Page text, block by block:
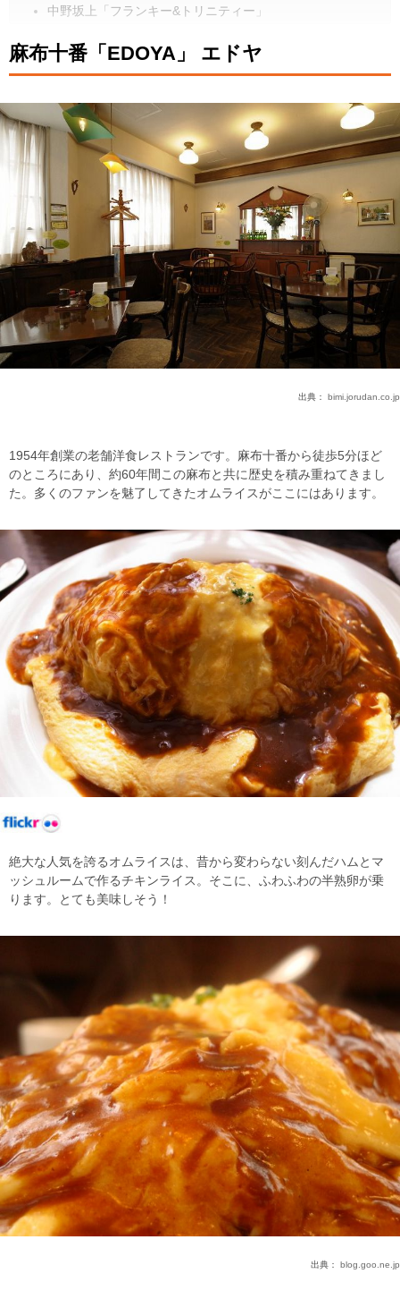
中野坂上「フランキー&トリニティー」
麻布十番「EDOYA」 エドヤ
出典： bimi.jorudan.co.jp
1954年創業の老舗洋食レストランです。麻布十番から徒歩5分ほど
のところにあり、約60年間この麻布と共に歴史を積み重ねてきまし
た。多くのファンを魅了してきたオムライスがここにはあります。
絶大な人気を誇るオムライスは、昔から変わらない刻んだハムとマ
ッシュルームで作るチキンライス。そこに、ふわふわの半熟卵が乗
ります。とても美味しそう！
出典： blog.goo.ne.jp